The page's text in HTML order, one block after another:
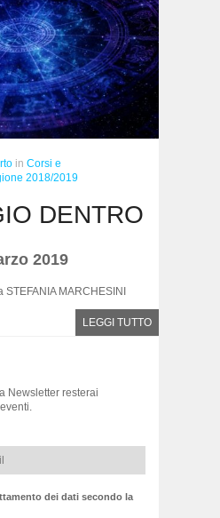
in Corsi e
2018/2019
DENTRO
2019
MARCHESINI
LEGGI TUTTO
Newsletter resterai
dei dati secondo la